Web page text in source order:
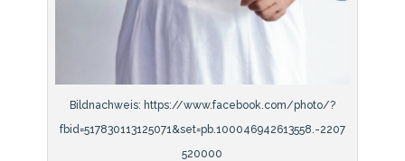
Bildnachweis: https://www.facebook.com/photo/?
fbid=517830113125071&set=pb.100046942613558.-2207
520000